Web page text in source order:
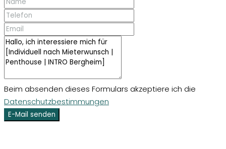
Beim absenden dieses Formulars akzeptiere ich die
Datenschutzbestimmungen
E-Mail senden